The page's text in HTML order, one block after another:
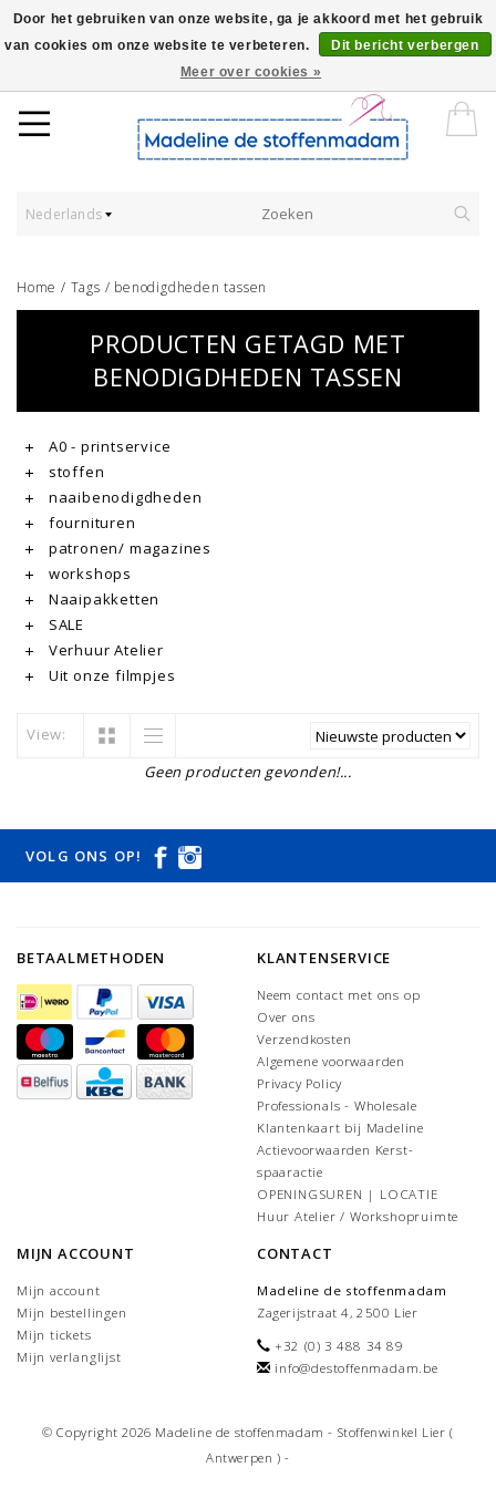
Worldwide Shipping - Onze stoffen worden verkocht per 10 cm.
Nederlands
Home / Tags / benodigdheden tassen
PRODUCTEN GETAGD MET
BENODIGDHEDEN TASSEN
A0 - printservice
stoffen
naaibenodigdheden
fournituren
patronen/ magazines
workshops
Naaipakketten
SALE
Verhuur Atelier
Uit onze filmpjes
View:
Geen producten gevonden!...
VOLG ONS OP!
BETAALMETHODEN KLANTENSERVICE
Neem contact met ons op
Over ons
Verzendkosten
Algemene voorwaarden
Privacy Policy
Professionals - Wholesale
Klantenkaart bij Madeline
Actievoorwaarden Kerst-
spaaractie
OPENINGSUREN | LOCATIE
Huur Atelier / Workshopruimte
MIJN ACCOUNT
Mijn account
Mijn bestellingen
Mijn tickets
Mijn verlanglijst
CONTACT
Madeline de stoffenmadam
Zagerijstraat 4, 2500 Lier
+32 (0) 3 488 34 89
info@destoffenmadam.be
© Copyright 2026 Madeline de stoffenmadam - Stoffenwinkel Lier (
Antwerpen ) -
Door het gebruiken van onze website, ga je akkoord met het gebruik
van cookies om onze website te verbeteren.
Dit bericht verbergen
Meer over cookies »